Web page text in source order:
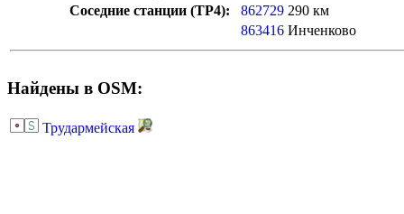
Соседние станции (ТР4):
862729 290 км
863416 Инченково
Найдены в OSM:
Трудармейская